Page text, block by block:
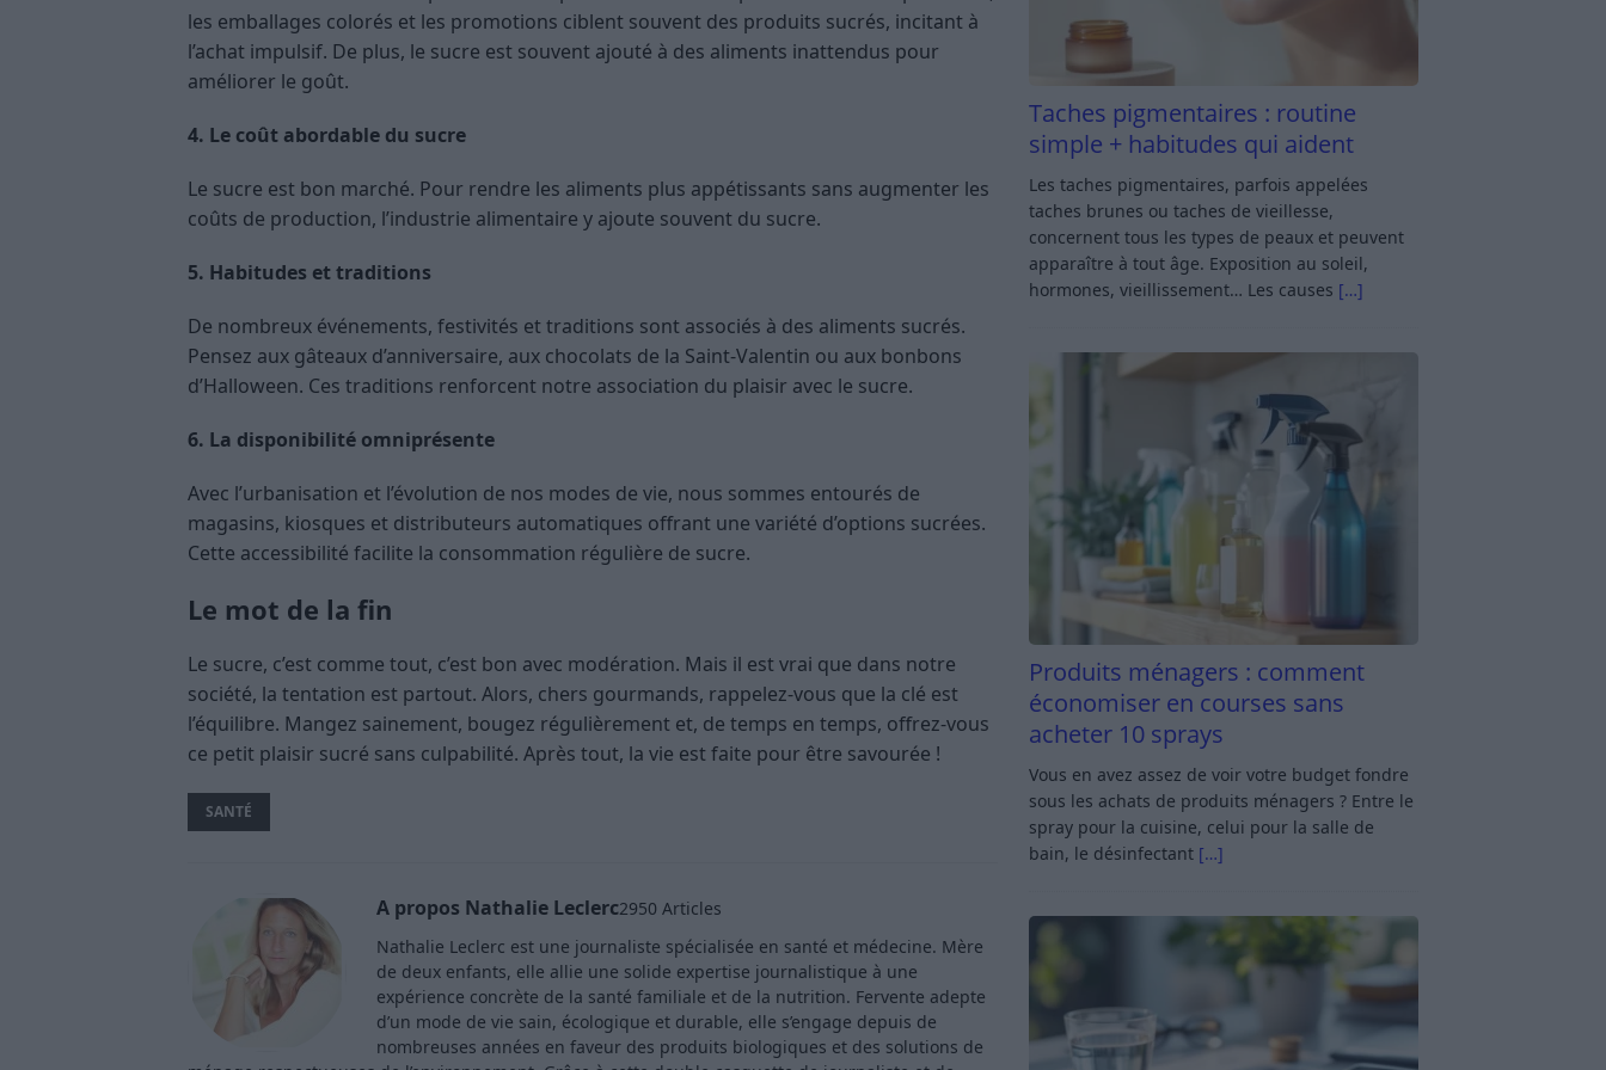
les emballages colorés et les promotions ciblent souvent des produits sucrés, incitant à
l’achat impulsif. De plus, le sucre est souvent ajouté à des aliments inattendus pour
améliorer le goût.
4. Le coût abordable du sucre
Le sucre est bon marché. Pour rendre les aliments plus appétissants sans augmenter les
coûts de production, l’industrie alimentaire y ajoute souvent du sucre.
5. Habitudes et traditions
De nombreux événements, festivités et traditions sont associés à des aliments sucrés.
Pensez aux gâteaux d’anniversaire, aux chocolats de la Saint-Valentin ou aux bonbons
d’Halloween. Ces traditions renforcent notre association du plaisir avec le sucre.
6. La disponibilité omniprésente
Avec l’urbanisation et l’évolution de nos modes de vie, nous sommes entourés de
magasins, kiosques et distributeurs automatiques offrant une variété d’options sucrées.
Cette accessibilité facilite la consommation régulière de sucre.
Le mot de la fin
Le sucre, c’est comme tout, c’est bon avec modération. Mais il est vrai que dans notre
société, la tentation est partout. Alors, chers gourmands, rappelez-vous que la clé est
l’équilibre. Mangez sainement, bougez régulièrement et, de temps en temps, offrez-vous
ce petit plaisir sucré sans culpabilité. Après tout, la vie est faite pour être savourée !
SANTÉ
A propos Nathalie Leclerc2950 Articles
Nathalie Leclerc est une journaliste spécialisée en santé et médecine. Mère
de deux enfants, elle allie une solide expertise journalistique à une
expérience concrète de la santé familiale et de la nutrition. Fervente adepte
d’un mode de vie sain, écologique et durable, elle s’engage depuis de
nombreuses années en faveur des produits biologiques et des solutions de
Taches pigmentaires : routine
simple + habitudes qui aident
Les taches pigmentaires, parfois appelées
taches brunes ou taches de vieillesse,
concernent tous les types de peaux et peuvent
apparaître à tout âge. Exposition au soleil,
hormones, vieillissement… Les causes […]
Produits ménagers : comment
économiser en courses sans
acheter 10 sprays
Vous en avez assez de voir votre budget fondre
sous les achats de produits ménagers ? Entre le
spray pour la cuisine, celui pour la salle de
bain, le désinfectant […]